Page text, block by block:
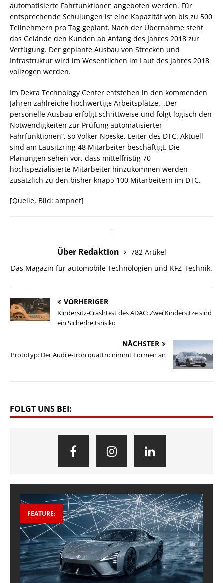
automatisierte Fahrfunktionen angeboten werden. Für
entsprechende Schulungen ist eine Kapazität von bis zu 500
Teilnehmern pro Tag geplant. Nach der Übernahme steht
das Gelände den Kunden ab Anfang des Jahres 2018 zur
Verfügung. Der geplante Ausbau von Strecken und
Infrastruktur wird im Wesentlichen im Lauf des Jahres 2018
vollzogen werden.
Im Dekra Technology Center entstehen in den kommenden
Jahren zahlreiche hochwertige Arbeitsplätze. „Der
personelle Ausbau erfolgt schrittweise und folgt logisch den
Notwendigkeiten zur Prüfung automatisierter
Fahrfunktionen“, so Volker Noeske, Leiter des DTC. Aktuell
sind am Lausitzring 48 Mitarbeiter beschäftigt. Die
Planungen sehen vor, dass mittelfristig 70
hochspezialisierte Mitarbeiter hinzukommen werden –
zusätzlich zu den bisher knapp 100 Mitarbeitern im DTC.
[Quelle, Bild: ampnet]
Über Redaktion
782 Artikel
Das Magazin für automobile Technologien und KFZ-Technik.
VORHERIGER
Kindersitz-Crashtest des ADAC: Zwei Kindersitze sind
ein Sicherheitsrisiko
NÄCHSTER
Prototyp: Der Audi e-tron quattro nimmt Formen an
FOLGT UNS BEI:
FEATURE: